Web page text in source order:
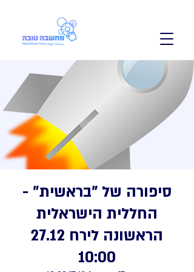
סיפורה של "בראשית" -
החללית הישראלית
הראשונה לירח 27.12
10:00